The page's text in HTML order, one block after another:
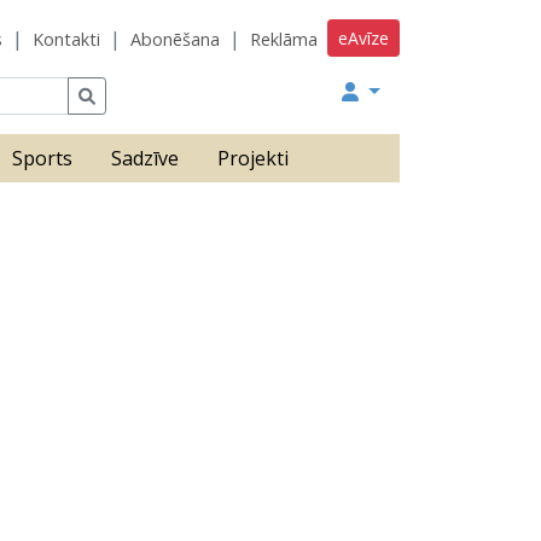
eAvīze
Kontakti Abonēšana Reklāma
Sports Sadzīve Projekti